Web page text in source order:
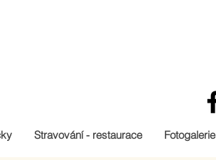
Stravování - restaurace Fotogalerie